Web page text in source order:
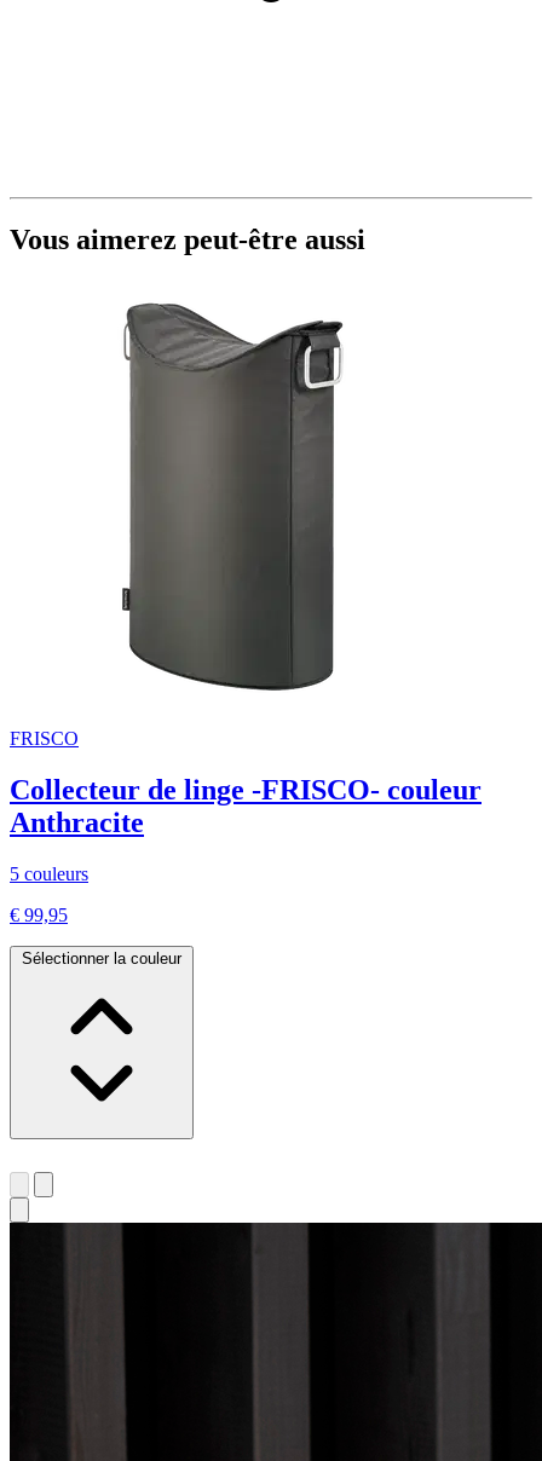
Vous aimerez peut-être aussi
FRISCO
Collecteur de linge -FRISCO- couleur
Anthracite
5 couleurs
€ 99,95
Sélectionner la couleur